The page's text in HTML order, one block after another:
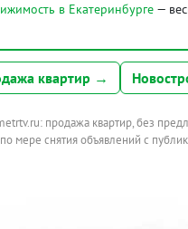
в Екатеринбурге —
квартир →
продажа квартир, без
мере снятия объявлений с